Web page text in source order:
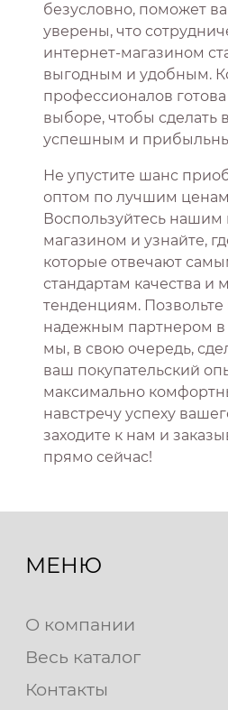
безусловно, поможет
уверены, что
интернет-магазином
выгодным и удобным.
профессионалов
выборе, чтобы сделать
успешным и
Не упустите шанс
оптом по лучшим
Воспользуйтесь нашим
магазином и узнайте,
которые отвечают
стандартам качества и
тенденциям.
надежным партнером в
мы, в свою очередь,
ваш покупательский
максимально
навстречу успеху
заходите к нам и
прямо сейчас!
МЕНЮ
О компании
Весь каталог
Контакты